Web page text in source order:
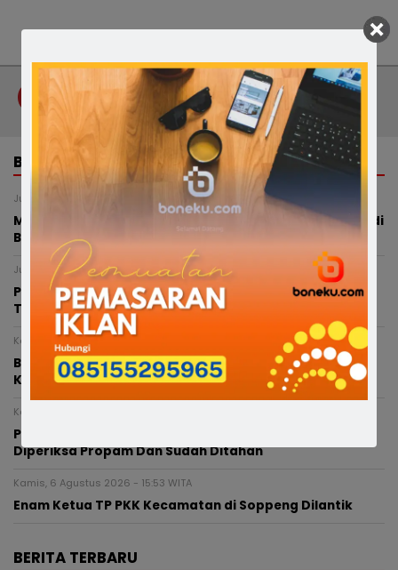
Tag : IKAPTK Ramadan 1445 H
BERITA TERKAIT
Jumat, 7 Agustus 2026 - 18:54 WITA
Modus Pesan Telur Bayar Sebagian, Dugaan Penipuan di
Bone Rugikan Pedagang Ratusan Juta
Jumat, 7 Agustus 2026 - 18:12 WITA
Petani Bone Menjerit Akibat Kekeringan, Pemkab
Turunkan Mobil Tangki ke Lahan Pertanian
Kamis, 6 Agustus 2026 - 21:25 WITA
Bupati Bone Melayat ke Rumah Duka Balita 4 Tahun
Korban Kecelakaan
Kamis, 6 Agustus 2026 - 20:05 WITA
Pasca Terlibat Kecelakaan, Anggota Polres Bone
Diperiksa Propam Dan Sudah Ditahan
Kamis, 6 Agustus 2026 - 15:53 WITA
Enam Ketua TP PKK Kecamatan di Soppeng Dilantik
BERITA TERBARU